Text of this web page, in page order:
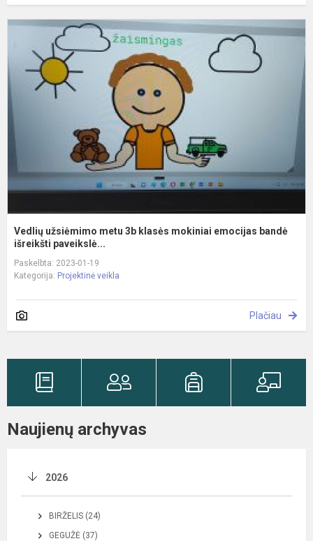
Vedlių užsiėmimo metu 3b klasės mokiniai emocijas bandė
išreikšti paveikslė...
Paskelbta: 2023-01-19
Kategorija: Projektinė veikla
Plačiau
Naujienų archyvas
2026
BIRŽELIS (24)
GEGUŽĖ (37)